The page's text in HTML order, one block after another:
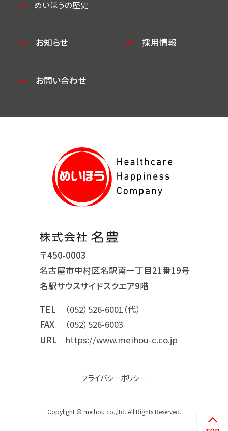
めいほうの歴史
お知らせ 採用情報
お問い合わせ
〒450-0003
名古屋市中村区名駅南一丁目21番19号
名駅サウスサイドスクエア9階
TEL
（052）526-6001（代）
FAX
（052）526-6003
URL
https://www.meihou-c.co.jp
プライバシーポリシー
Copylight © meihou co.,ltd. All Rights Reserved.